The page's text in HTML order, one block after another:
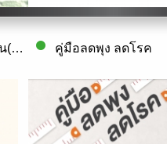
สู้โควิด-19ไปด้วยกัน(คู่มือดูแลตัวเองสำห.. คู่มือลดพุง ลดโรค